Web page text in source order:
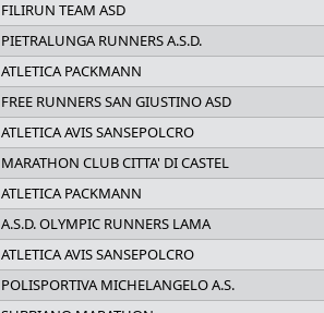
FILIRUN TEAM ASD
PIETRALUNGA RUNNERS A.S.D.
ATLETICA PACKMANN
FREE RUNNERS SAN GIUSTINO ASD
ATLETICA AVIS SANSEPOLCRO
MARATHON CLUB CITTA' DI CASTEL
ATLETICA PACKMANN
A.S.D. OLYMPIC RUNNERS LAMA
ATLETICA AVIS SANSEPOLCRO
POLISPORTIVA MICHELANGELO A.S.